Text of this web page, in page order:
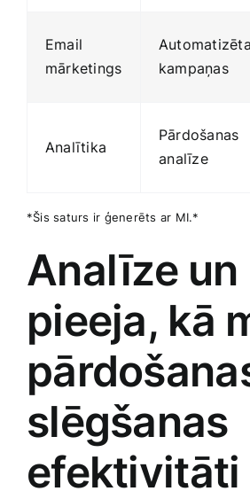
Email
mārketings
​kampaņas
Analītika
Pārdošanas
⁣analīze
*Šis saturs ir ģenerēts ar⁤ MI.*
Analīze⁤ un
pieeja, ‌kā‌
slēgšanas
efektivitāti